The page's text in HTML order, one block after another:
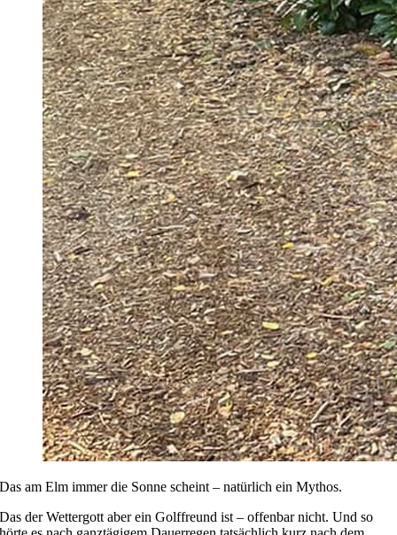
Das am Elm immer die Sonne scheint – natürlich ein Mythos.
Das der Wettergott aber ein Golffreund ist – offenbar nicht. Und so